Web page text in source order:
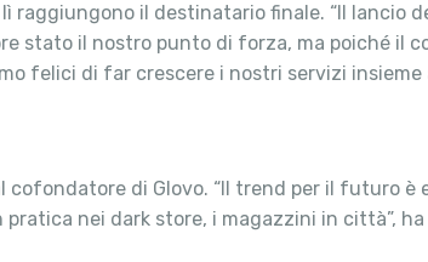
il destinatario finale. “Il lancio
stato il nostro punto di forza, ma poiché il
felici di far crescere i nostri servizi
di Glovo. “Il trend per il futuro
nei dark store, i magazzini in città”,